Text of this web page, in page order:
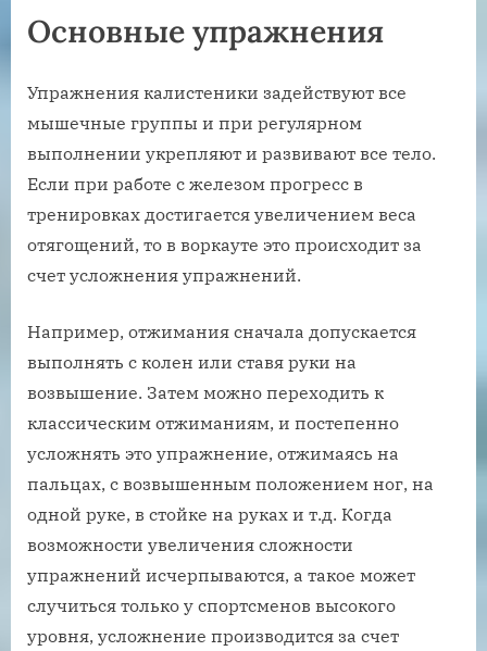
Основные упражнения
Упражнения калистеники задействуют все
мышечные группы и при регулярном
выполнении укрепляют и развивают все тело.
Если при работе с железом прогресс в
тренировках достигается увеличением веса
отягощений, то в воркауте это происходит за
счет усложнения упражнений.
Например, отжимания сначала допускается
выполнять с колен или ставя руки на
возвышение. Затем можно переходить к
классическим отжиманиям, и постепенно
усложнять это упражнение, отжимаясь на
пальцах, с возвышенным положением ног, на
одной руке, в стойке на руках и т.д. Когда
возможности увеличения сложности
упражнений исчерпываются, а такое может
случиться только у спортсменов высокого
уровня, усложнение производится за счет